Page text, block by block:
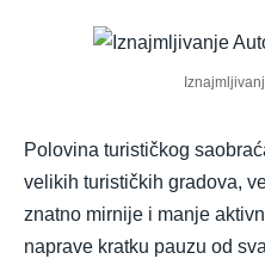
Polovina turističkog
velikih turističkih gradova,
znatno mirnije i manje
naprave kratku pauzu od